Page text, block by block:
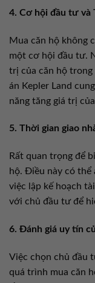
4. Cơ hội đầu tư và
Mua căn hộ không
một cơ hội đầu tư.
trị của căn hộ
án Kepler Land
năng tăng giá trị
5. Thời gian giao
Rất quan trọng để
hộ. Điều này có thể
việc lập kế hoạch
với chủ đầu tư để
6. Đánh giá uy tín
Việc chọn chủ đầu
quá trình mua căn